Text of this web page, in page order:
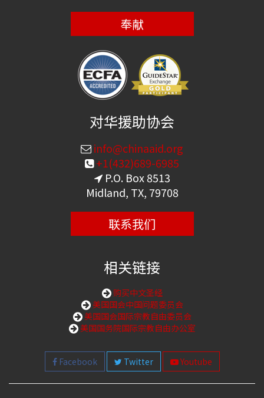
奉献
对华援助协会
info@chinaaid.org
+1(432)689-6985
P.O. Box 8513
Midland, TX, 79708
联系我们
相关链接
购买中文圣经
美国国会中国问题委员会
美国国会国际宗教自由委员会
美国国务院国际宗教自由办公室
Facebook Twitter Youtube